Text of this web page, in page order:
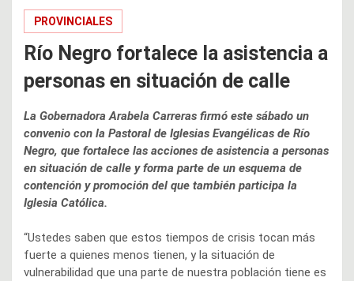
PROVINCIALES
Río Negro fortalece la asistencia a
personas en situación de calle
La Gobernadora Arabela Carreras firmó este sábado un
convenio con la Pastoral de Iglesias Evangélicas de Río
Negro, que fortalece las acciones de asistencia a personas
en situación de calle y forma parte de un esquema de
contención y promoción del que también participa la
Iglesia Católica.
“Ustedes saben que estos tiempos de crisis tocan más
fuerte a quienes menos tienen, y la situación de
vulnerabilidad que una parte de nuestra población tiene es